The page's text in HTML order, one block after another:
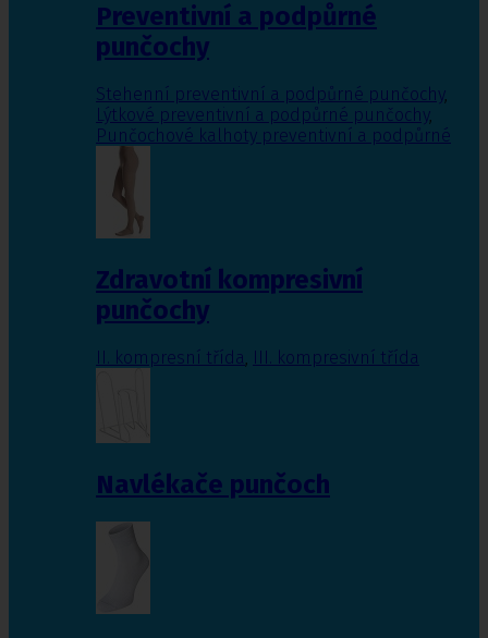
Preventivní a podpůrné
punčochy
Stehenní preventivní a podpůrné punčochy,
Lýtkové preventivní a podpůrné punčochy,
Punčochové kalhoty preventivní a podpůrné
Zdravotní kompresivní
punčochy
II. kompresní třída III. kompresivní třída
Navlékače punčoch